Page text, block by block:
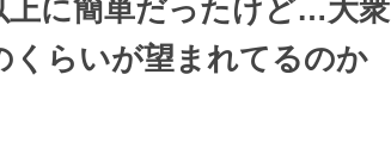
上に簡単だったけど…大衆
くらいが望まれてるのか